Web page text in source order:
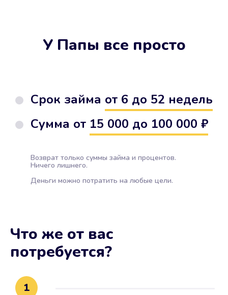
У Папы все просто
Срок займа от 6 до 52 недель
Сумма от 15 000 до 100 000 ₽
Возврат только суммы займа и процентов.
Ничего лишнего.
Деньги можно потратить на любые цели.
Что же от вас
потребуется?
1